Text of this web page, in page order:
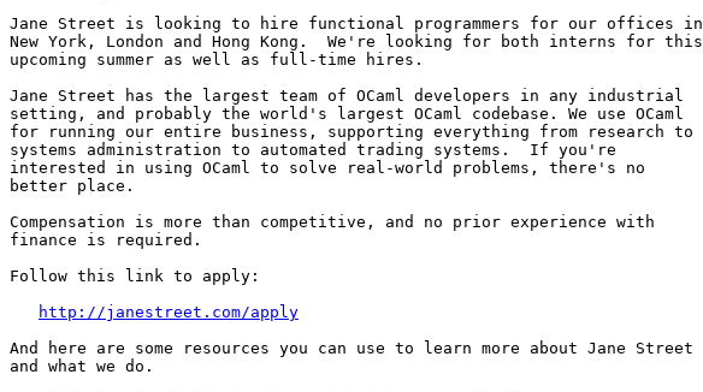
Jane Street is looking to hire functional programmers for our offices in
New York, London and Hong Kong.  We're looking for both interns for this
upcoming summer as well as full-time hires.
Jane Street has the largest team of OCaml developers in any industrial
setting, and probably the world's largest OCaml codebase. We use OCaml
for running our entire business, supporting everything from research to
systems administration to automated trading systems.  If you're
interested in using OCaml to solve real-world problems, there's no
better place.
Compensation is more than competitive, and no prior experience with
finance is required.
Follow this link to apply:
http://janestreet.com/apply
And here are some resources you can use to learn more about Jane Street
and what we do.